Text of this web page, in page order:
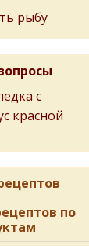
рыбу
с
красной
по